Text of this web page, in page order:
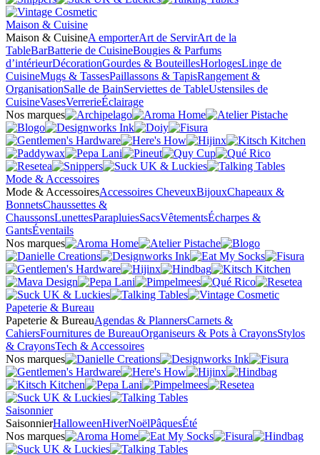
Maison & Cuisine
Maison & CuisineA emporterArt de ServirArt de la
TableBarBatterie de CuisineBougies & Parfums
d’intérieurDécorationGourdes & BouteillesHorlogesLinge de
CuisineMugs & TassesPaillassons & TapisRangement &
OrganisationSalle de BainServiettes de TableUstensiles de
CuisineVasesVerrerieÉclairage
Nos marques
Mode & Accessoires
Mode & AccessoiresAccessoires CheveuxBijouxChapeaux &
BonnetsChaussettes &
ChaussonsLunettesParapluiesSacsVêtementsÉcharpes &
GantsÉventails
Nos marques
Papeterie & Bureau
Papeterie & BureauAgendas & PlannersCarnets &
CahiersFournitures de BureauOrganiseurs & Pots à CrayonsStylos
& CrayonsTech & Accessoires
Nos marques
Saisonnier
SaisonnierHalloweenHiverNoëlPâquesÉté
Nos marques